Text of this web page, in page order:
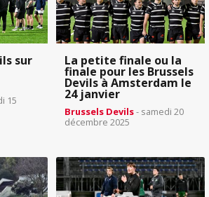
sur
15
La petite finale ou la
finale pour les Brussels
Devils à Amsterdam le
24 janvier
Brussels Devils- samedi 20
décembre 2025